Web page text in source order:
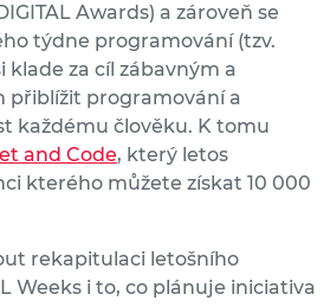
Awards) a zároveň se
týdne programování (tzv.
klade za cíl zábavným a
přiblížit programování a
každému člověku. K tomu
and Code, který letos
kterého můžete získat 10 000
rekapitulaci letošního
Weeks i to, co plánuje iniciativa